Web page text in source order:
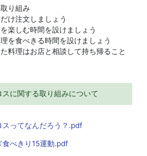
り組み
け注文しましょう
楽しむ時間を設けましょう
を食べきる時間を設けましょう
料理はお店と相談して持ち帰ること
に関する取り組みについて
スってなんだろう？.pdf
食べきり15運動.pdf